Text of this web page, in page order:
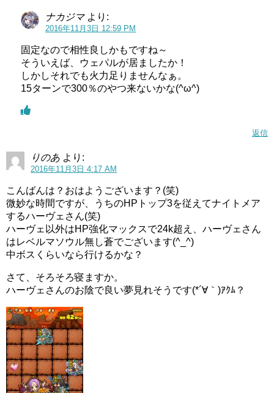
ナカジマ より:
2016年11月3日 12:59 PM
固定なので相性良しかもですね～
そういえば、ウェパルが居ましたか！
しかしそれでも火力足りませんなぁ。
15ターンで300％のやつ来ないかな(^ω^)
返信
りのあ より:
2016年11月3日 4:17 AM
こんばんは？おはようございます？(笑)
微妙な時間ですが、うちのHPトップ3を従えてナイトメア
するハーヴェさん(笑)
ハーヴェ以外はHP強化マックスで24k超え、ハーヴェさん
はレベルマソウル無し蒼でございます(^_^)
中ボスくらいなら行けるかな？
さて、そろそろ寝ますか。
ハーヴェさんのお陰で良い夢見れそうです(*´∀｀)ｱｸﾑ？